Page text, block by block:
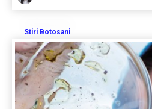
Stiri Botosani